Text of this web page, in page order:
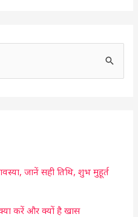
जानें सही तिथि, शुभ मुहूर्त
करें और क्यों है खास